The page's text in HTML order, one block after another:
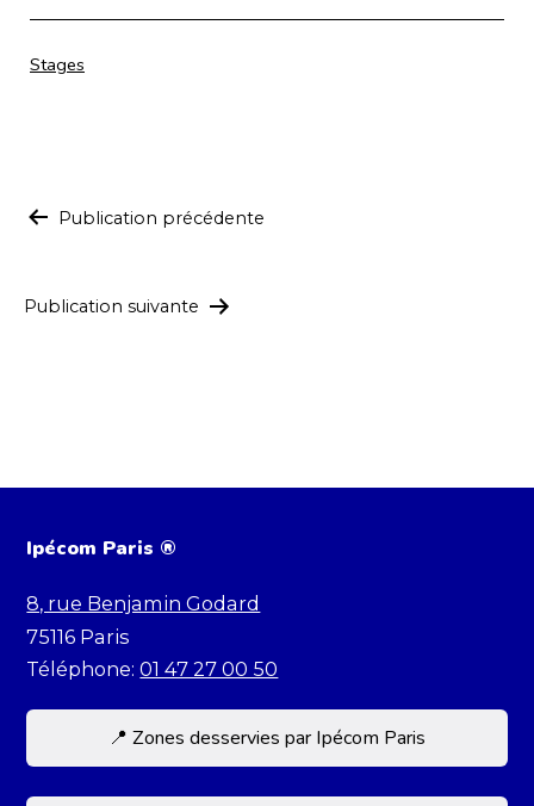
Catégorisé
Stages
Navigation
l’article
Publication précédente
Publication suivante
Ipécom Paris ®
8, rue Benjamin Godard
75116 Paris
Téléphone:01 47 27 00 50
📍 Zones desservies par Ipécom Paris